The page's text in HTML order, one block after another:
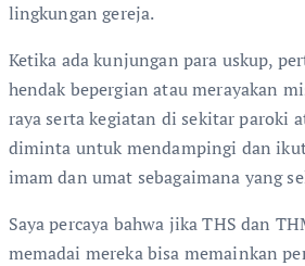
lingkungan gereja.
Ketika ada kunjungan para uskup,
hendak bepergian atau merayakan
raya serta kegiatan di sekitar paroki
diminta untuk mendampingi dan
imam dan umat sebagaimana yang
Saya percaya bahwa jika THS dan
memadai mereka bisa memainkan